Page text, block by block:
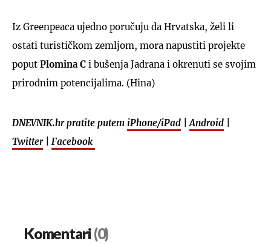
Iz Greenpeaca ujedno poručuju da Hrvatska, želi li
ostati turističkom zemljom, mora napustiti projekte
poput Plomina C i bušenja Jadrana i okrenuti se svojim
prirodnim potencijalima. (Hina)
DNEVNIK.hr pratite putem iPhone/iPad Android
Twitter| Facebook
Komentari(0)